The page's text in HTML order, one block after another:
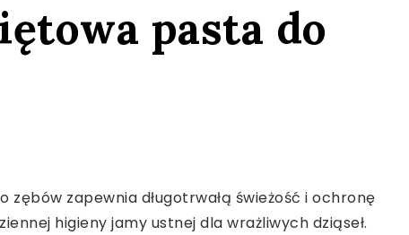
pasta do
zębów zapewnia długotrwałą świeżość i ochronę
higieny jamy ustnej dla wrażliwych dziąseł.